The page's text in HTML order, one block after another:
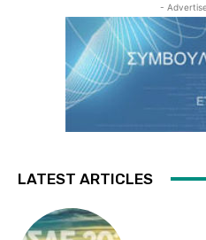
-
LATEST ARTICLES